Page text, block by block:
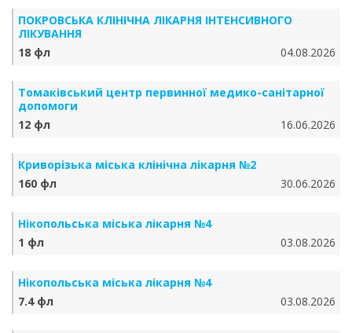
ПОКРОВСЬКА КЛІНІЧНА ЛІКАРНЯ ІНТЕНСИВНОГО
ЛІКУВАННЯ
18 фл
04.08.2026
Томаківський центр первинної медико-санітарної
допомоги
12 фл
16.06.2026
Криворізька міська клінічна лікарня №2
160 фл
30.06.2026
Нікопольська міська лікарня №4
1 фл
03.08.2026
Нікопольська міська лікарня №4
7.4 фл
03.08.2026